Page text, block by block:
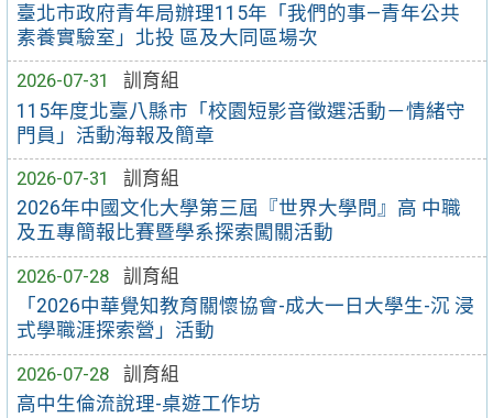
臺北市政府青年局辦理115年「我們的事—青年公共
素養實驗室」北投 區及大同區場次
2026-07-31
訓育組
115年度北臺八縣市「校園短影音徵選活動－情緒守
門員」活動海報及簡章
2026-07-31
訓育組
2026年中國文化大學第三屆『世界大學問』高 中職
及五專簡報比賽暨學系探索闖關活動
2026-07-28
訓育組
「2026中華覺知教育關懷協會-成大一日大學生-沉 浸
式學職涯探索營」活動
2026-07-28
訓育組
高中生倫流說理-桌遊工作坊